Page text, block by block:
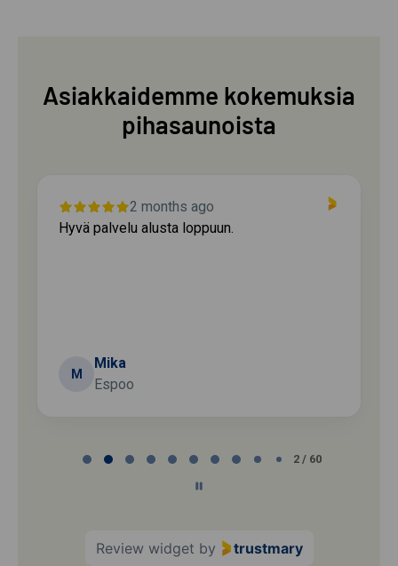
Asiakkaidemme kokemuksia
pihasaunoista
2 months ago
Hyvä palvelu alusta loppuun.
M
Mika
Espoo
2 / 60
Review widget by trustmary